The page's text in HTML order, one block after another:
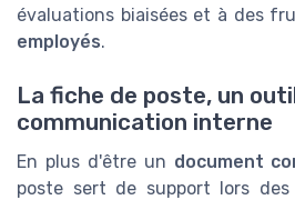
évaluations biaisées et à des
employés.
La fiche de poste, un
communication interne
En plus d'être un document
poste sert de support lors des